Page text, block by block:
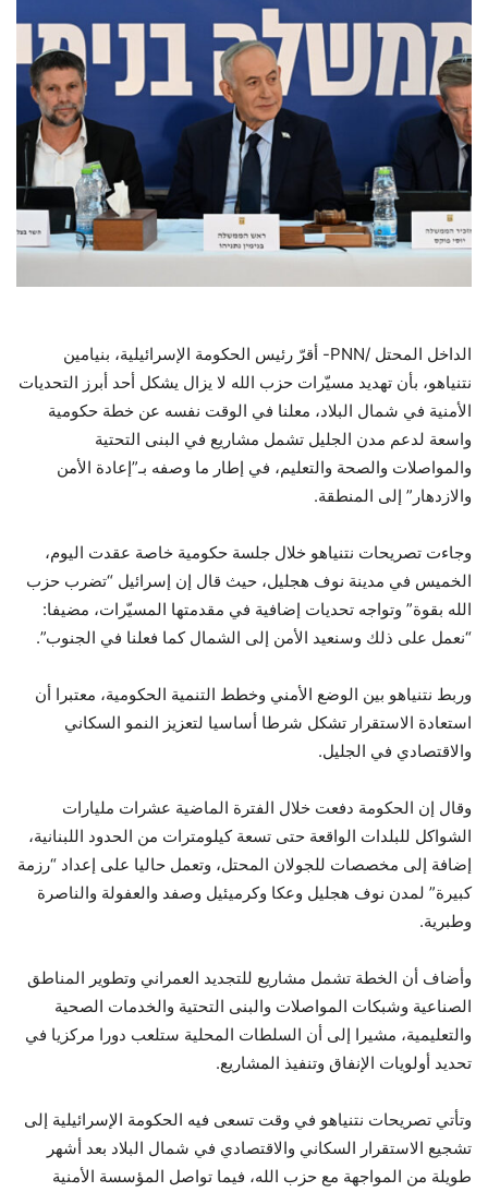
الداخل المحتل /PNN- أقرّ رئيس الحكومة الإسرائيلية، بنيامين
نتنياهو، بأن تهديد مسيّرات حزب الله لا يزال يشكل أحد أبرز التحديات
الأمنية في شمال البلاد، معلنا في الوقت نفسه عن خطة حكومية
واسعة لدعم مدن الجليل تشمل مشاريع في البنى التحتية
والمواصلات والصحة والتعليم، في إطار ما وصفه بـ”إعادة الأمن
والازدهار” إلى المنطقة.
وجاءت تصريحات نتنياهو خلال جلسة حكومية خاصة عقدت اليوم،
الخميس في مدينة نوف هجليل، حيث قال إن إسرائيل “تضرب حزب
الله بقوة” وتواجه تحديات إضافية في مقدمتها المسيّرات، مضيفا:
“نعمل على ذلك وسنعيد الأمن إلى الشمال كما فعلنا في الجنوب”.
وربط نتنياهو بين الوضع الأمني وخطط التنمية الحكومية، معتبرا أن
استعادة الاستقرار تشكل شرطا أساسيا لتعزيز النمو السكاني
والاقتصادي في الجليل.
وقال إن الحكومة دفعت خلال الفترة الماضية عشرات مليارات
الشواكل للبلدات الواقعة حتى تسعة كيلومترات من الحدود اللبنانية،
إضافة إلى مخصصات للجولان المحتل، وتعمل حاليا على إعداد “رزمة
كبيرة” لمدن نوف هجليل وعكا وكرميئيل وصفد والعفولة والناصرة
وطبرية.
وأضاف أن الخطة تشمل مشاريع للتجديد العمراني وتطوير المناطق
الصناعية وشبكات المواصلات والبنى التحتية والخدمات الصحية
والتعليمية، مشيرا إلى أن السلطات المحلية ستلعب دورا مركزيا في
تحديد أولويات الإنفاق وتنفيذ المشاريع.
وتأتي تصريحات نتنياهو في وقت تسعى فيه الحكومة الإسرائيلية إلى
تشجيع الاستقرار السكاني والاقتصادي في شمال البلاد بعد أشهر
طويلة من المواجهة مع حزب الله، فيما تواصل المؤسسة الأمنية